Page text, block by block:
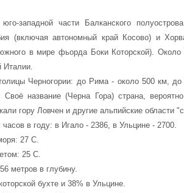
западной части Балканского
(включая автономный край Косово) и
в мире фьорда Боки Которской). Около
Италии.
Черногории: до Рима - около 500 км,
название (Черна Гора) страна,
гору Ловчен и другие альпийские области
в году: в Игало - 2386, в Ульцине - 2700.
27 С.
25 С.
метров в глубину.
бухте и 38% в Ульцине.